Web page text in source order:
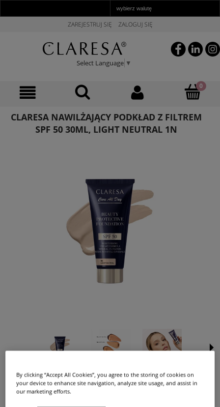
ZAREJESTRUJ SIĘ ZALOGUJ SIĘ
Select Language ▼
CLARESA NAWILŻAJĄCY PODKŁAD Z FILTREM
SPF 50 30ML, LIGHT NEUTRAL 1N
Dostępność: brak towaru
28,99 zł
By clicking “Accept All Cookies”, you agree to the storing of cookies on
your device to enhance site navigation, analyze site usage, and assist in
our marketing efforts.